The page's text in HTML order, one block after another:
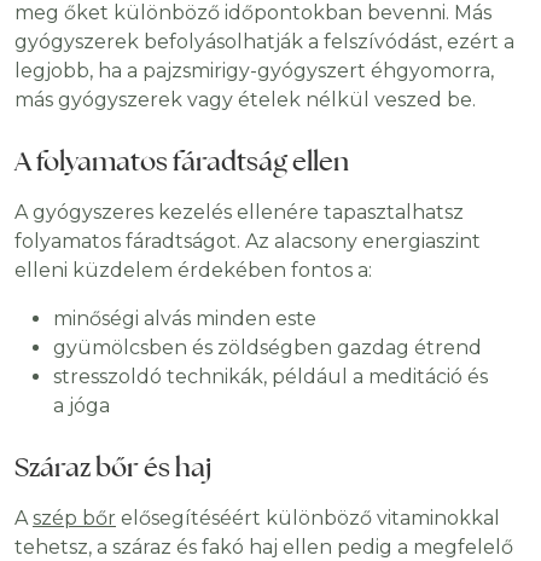
meg őket különböző időpontokban bevenni. Más
gyógyszerek befolyásolhatják a felszívódást, ezért a
legjobb, ha a pajzsmirigy-gyógyszert éhgyomorra,
más gyógyszerek vagy ételek nélkül veszed be.
A folyamatos fáradtság ellen
A gyógyszeres kezelés ellenére tapasztalhatsz
folyamatos fáradtságot. Az alacsony energiaszint
elleni küzdelem érdekében fontos a:
minőségi alvás minden este
gyümölcsben és zöldségben gazdag étrend
stresszoldó technikák, például a meditáció és
a jóga
Száraz bőr és haj
Aszép bőr elősegítéséért különböző vitaminokkal
tehetsz, a száraz és fakó haj ellen pedig a megfelelő